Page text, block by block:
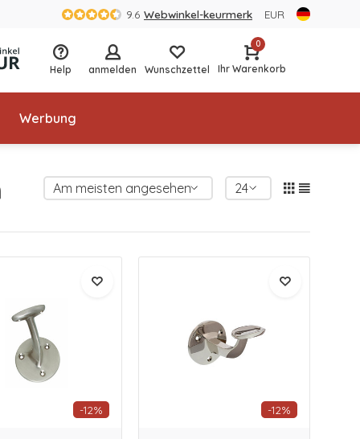
9.6 Webwinkel-keurmerk EUR
Help anmelden Wunschzettel
0
Ihr Warenkorb
Werbung
-12% -12%